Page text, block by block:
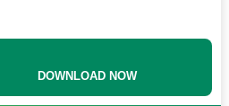
DOWNLOAD NOW